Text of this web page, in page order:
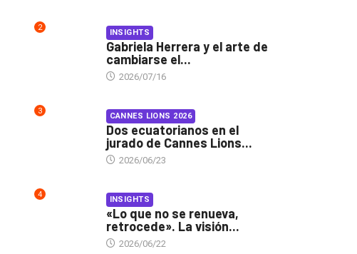
2 INSIGHTS
Gabriela Herrera y el arte de
cambiarse el...
2026/07/16
3 CANNES LIONS 2026
Dos ecuatorianos en el
jurado de Cannes Lions...
2026/06/23
4 INSIGHTS
«Lo que no se renueva,
retrocede». La visión...
2026/06/22